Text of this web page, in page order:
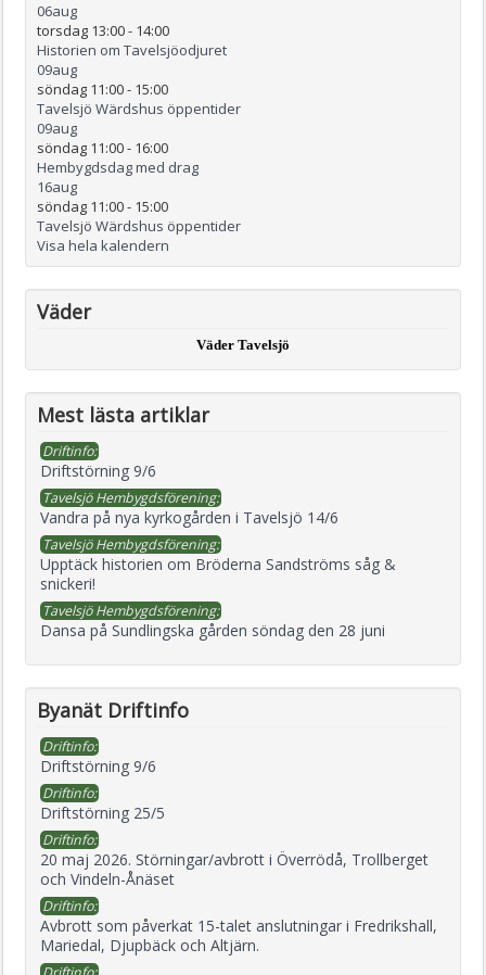
06aug
torsdag 13:00- 14:00
Historien om Tavelsjöodjuret
09aug
söndag 11:00- 15:00
Tavelsjö Wärdshus öppentider
09aug
söndag 11:00- 16:00
Hembygdsdag med drag
16aug
söndag 11:00- 15:00
Tavelsjö Wärdshus öppentider
Visa hela kalendern
Väder
Väder Tavelsjö
Mest lästa artiklar
Driftinfo:
Driftstörning 9/6
Tavelsjö Hembygdsförening:
Vandra på nya kyrkogården i Tavelsjö 14/6
Tavelsjö Hembygdsförening:
Upptäck historien om Bröderna Sandströms såg &
snickeri!
Tavelsjö Hembygdsförening:
Dansa på Sundlingska gården söndag den 28 juni
Byanät Driftinfo
Driftinfo:
Driftstörning 9/6
Driftinfo:
Driftstörning 25/5
Driftinfo:
20 maj 2026. Störningar/avbrott i Överrödå, Trollberget
och Vindeln-Ånäset
Driftinfo:
Avbrott som påverkat 15-talet anslutningar i Fredrikshall,
Mariedal, Djupbäck och Altjärn.